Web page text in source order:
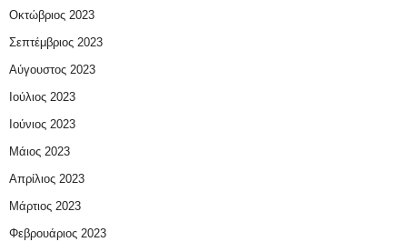
Οκτώβριος 2023
Σεπτέμβριος 2023
Αύγουστος 2023
Ιούλιος 2023
Ιούνιος 2023
Μάιος 2023
Απρίλιος 2023
Μάρτιος 2023
Φεβρουάριος 2023